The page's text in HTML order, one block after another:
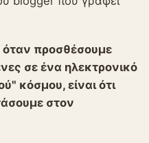
όταν προσθέσουμε
σε ένα ηλεκτρονικό
κόσμου, είναι ότι
στον